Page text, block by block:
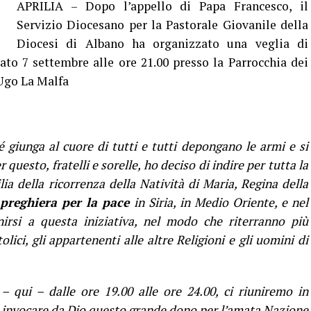
APRILIA – Dopo l’appello di Papa Francesco, il
Servizio Diocesano per la Pastorale Giovanile della
Diocesi di Albano ha organizzato una veglia di
7 settembre alle ore 21.00 presso la Parrocchia dei
La Malfa
giunga al cuore di tutti e tutti depongano le armi e si
questo, fratelli e sorelle, ho deciso di indire per tutta la
della ricorrenza della Natività di Maria, Regina della
per la pace in Siria, in Medio Oriente, e nel
a questa iniziativa, nel modo che riterranno più
gli appartenenti alle altre Religioni e gli uomini di
qui – dalle ore 19.00 alle ore 24.00, ci riuniremo in